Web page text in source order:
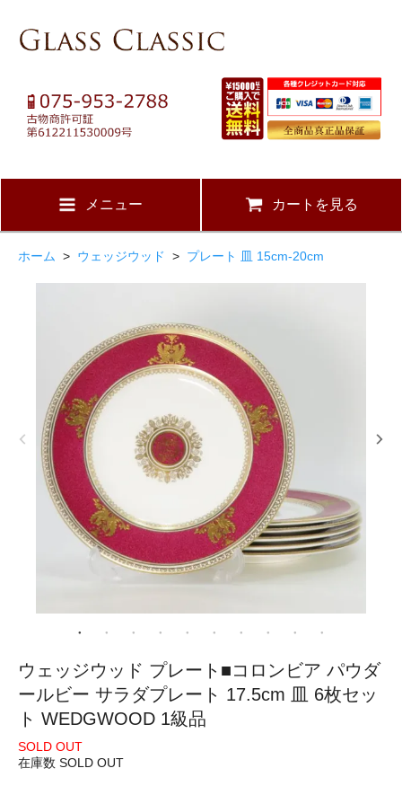
メニュー カートを見る
ホーム > ウェッジウッド > プレート 皿 15cm-20cm
ウェッジウッド プレート■コロンビア パウダ
ールビー サラダプレート 17.5cm 皿 6枚セッ
ト WEDGWOOD 1級品
SOLD OUT
在庫数 SOLD OUT